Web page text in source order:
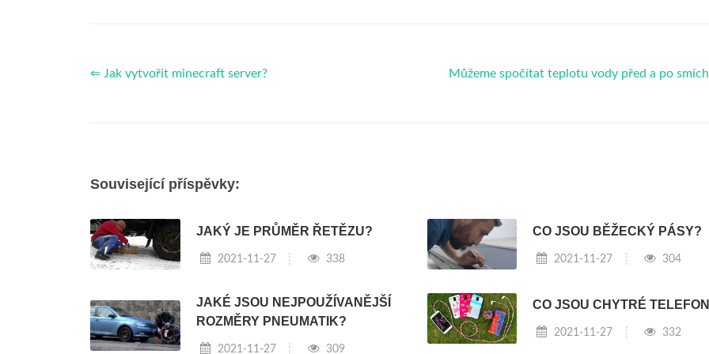
⇐ Jak vytvořit minecraft server? Můžeme spočítat teplotu vody před a po
Související příspěvky:
JAKÝ JE PRŮMĚR ŘETĚZU?
2021-11-27 338
CO JSOU BĚŽECKÝ PÁSY?
2021-11-27 304
JAKÉ JSOU NEJPOUŽÍVANĚJŠÍ
ROZMĚRY PNEUMATIK?
2021-11-27 309
CO JSOU CHYTRÉ
2021-11-27 332